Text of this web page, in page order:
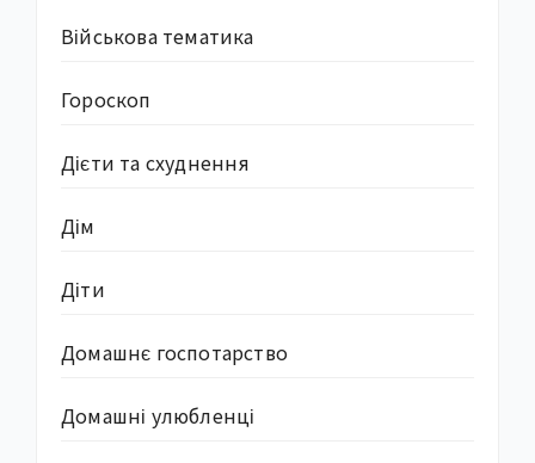
Військова тематика
Гороскоп
Дієти та схуднення
Дім
Діти
Домашнє госпотарство
Домашні улюбленці